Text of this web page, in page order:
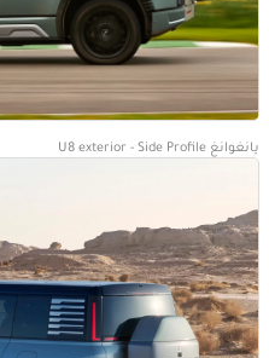
يانغوانغ U8 exterior - Side Profile